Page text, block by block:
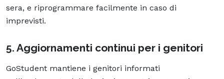
sera, e riprogrammare facilmente in caso di
imprevisti.
5. Aggiornamenti continui per i genitori
GoStudent mantiene i genitori informati